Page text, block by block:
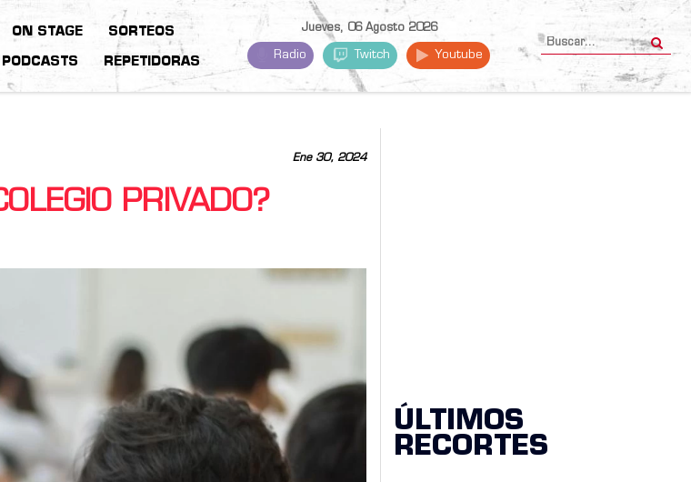
ON STAGE SORTEOS
PODCASTS REPETIDORAS
Jueves, 06 Agosto 2026
Radio Twitch Youtube
Ene 30, 2024
PRIVADO?
ÚLTIMOS
RECORTES